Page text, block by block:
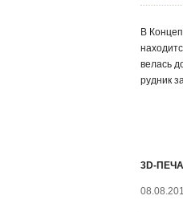
В
велась
рудник
3D-